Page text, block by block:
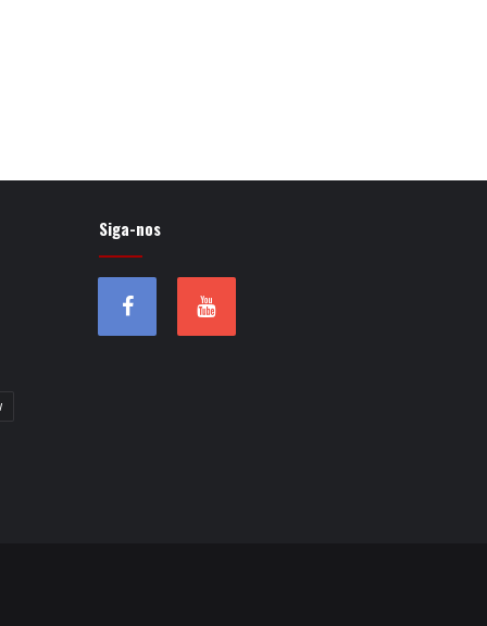
Siga-nos